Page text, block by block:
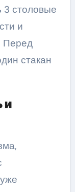
3 столовые
и
Перед
стакан
и